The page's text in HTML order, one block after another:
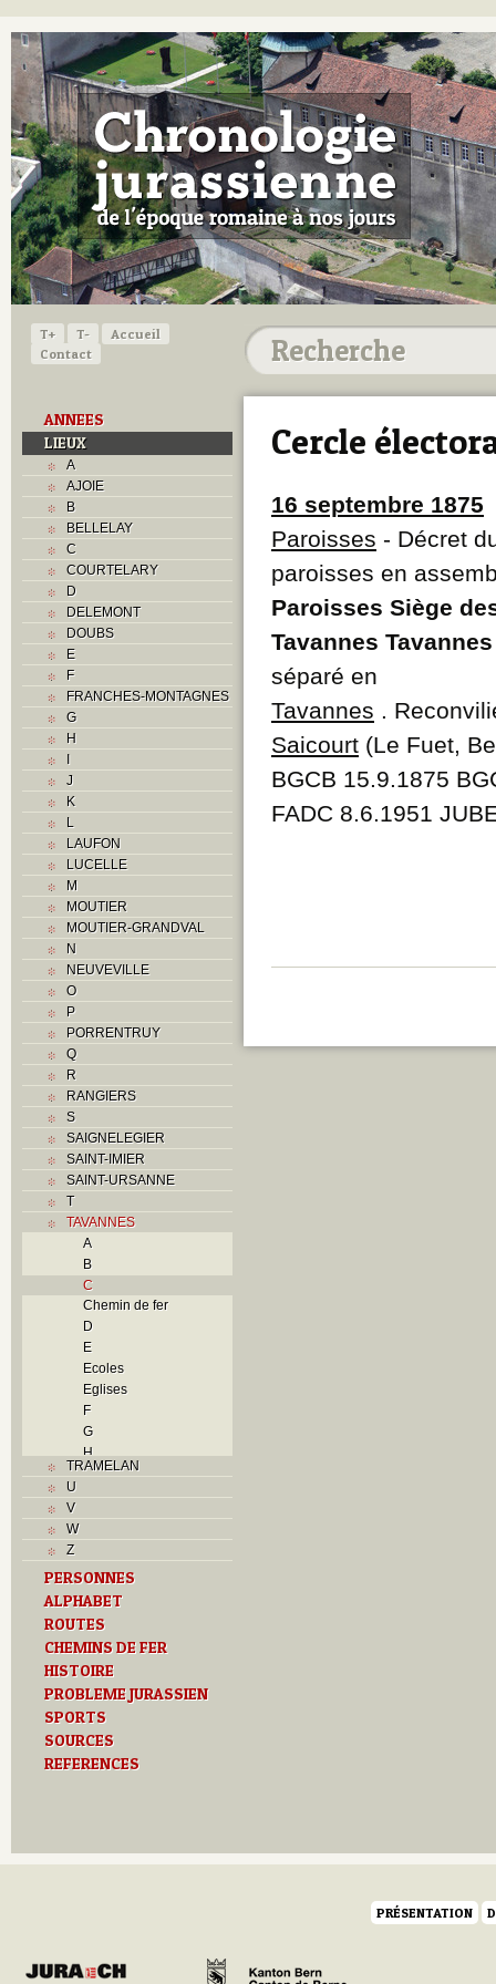
T+ T-
Accueil
Contact
ANNEES
LIEUX
A
AJOIE
B
BELLELAY
C
COURTELARY
D
DELEMONT
DOUBS
E
F
FRANCHES-MONTAGNES
G
H
I
J
K
L
LAUFON
LUCELLE
M
MOUTIER
MOUTIER-GRANDVAL
N
NEUVEVILLE
O
P
PORRENTRUY
Q
R
RANGIERS
S
SAIGNELEGIER
SAINT-IMIER
SAINT-URSANNE
T
TAVANNES
A
B
C
Chemin de fer
D
E
Ecoles
Eglises
F
G
H
I
P
Problème jurassien
R
Routes
S
Textes
Z
TRAMELAN
U
V
W
Z
PERSONNES
ALPHABET
ROUTES
CHEMINS DE FER
HISTOIRE
PROBLEME JURASSIEN
SPORTS
SOURCES
REFERENCES
Cercle
16 septembre 1875
Paroisses - Décret
paroisses en
Paroisses Siège
Tavannes Tavannes
séparé en
Tavannes .
Saicourt (Le Fuet,
BGCB 15.9.1875
FADC 8.6.1951
PRÉSENTATION